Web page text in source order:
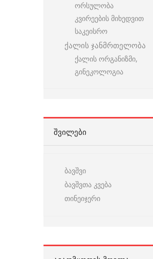
ორსულობა
კვირეების მიხედვით
საკეისრო
ქალის ჯანმრთელობა
ქალის ორგანიზმი,
გინეკოლოგია
ᲨᲕᲘᲚᲔᲑᲘ
ბავშვი
ბავშვთა კვება
თინეიჯერი